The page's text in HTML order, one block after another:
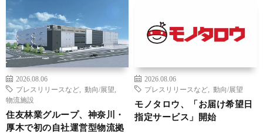
2026.08.06
プレスリリースなど
動向/展望
物流施設
住友林業グループ、神奈川・
厚木で初の自社運営型物流拠
2026.08.06
プレスリリースなど
動向/展望
モノタロウ、「お届け希望日
指定サービス」開始